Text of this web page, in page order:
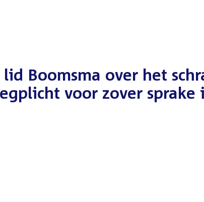
Boomsma over het
voor zover sprake